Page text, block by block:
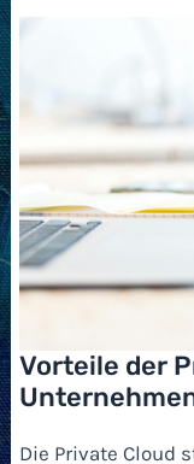
Vorteile der
Die Private Cloud